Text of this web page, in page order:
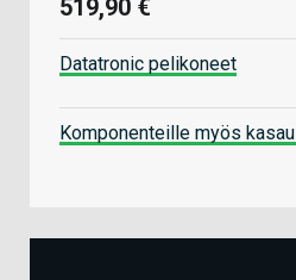
519,90 €
Datatronic pelikoneet
Komponenteille myös